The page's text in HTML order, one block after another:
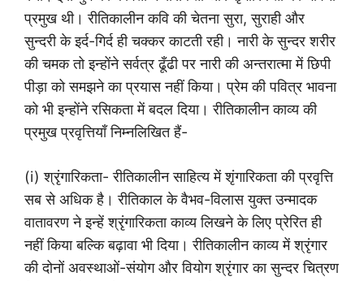
प्रमुख थी। रीतिकालीन कवि की चेतना सुरा, सुराही और
सुन्दरी के इर्द-गिर्द ही चक्कर काटती रही। नारी के सुन्दर शरीर
की चमक तो इन्होंने सर्वत्र ढूँढी पर नारी की अन्तरात्मा में छिपी
पीड़ा को समझने का प्रयास नहीं किया। प्रेम की पवित्र भावना
को भी इन्होंने रसिकता में बदल दिया। रीतिकालीन काव्य की
प्रमुख प्रवृत्तियाँ निम्नलिखित हैं-
(i) श्रृंगारिकता- रीतिकालीन साहित्य में शृंगारिकता की प्रवृत्ति
सब से अधिक है। रीतिकाल के वैभव-विलास युक्त उन्मादक
वातावरण ने इन्हें श्रृंगारिकता काव्य लिखने के लिए प्रेरित ही
नहीं किया बल्कि बढ़ावा भी दिया। रीतिकालीन काव्य में श्रृंगार
की दोनों अवस्थाओं-संयोग और वियोग श्रृंगार का सुन्दर चित्रण